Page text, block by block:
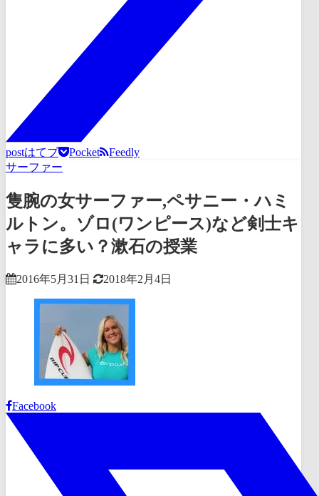
postはてブ Pocket
Feedly
サーファー
隻腕の女サーファー,ペサニー・ハミ
ルトン。ゾロ(ワンピース)など剣士キ
ャラに多い？漱石の授業
2016年5月31日 2018年2月4日
Facebook